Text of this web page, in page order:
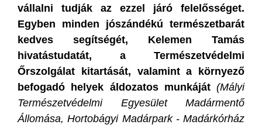
vállalni tudják az ezzel járó felelősséget.
Egyben minden jószándékú természetbarát
kedves segítségét, Kelemen Tamás
hivatástudatát, a Természetvédelmi
Őrszolgálat kitartását, valamint a környező
befogadó helyek áldozatos munkáját (Mályi
Természetvédelmi Egyesület Madármentő
Állomása, Hortobágyi Madárpark - Madárkórház